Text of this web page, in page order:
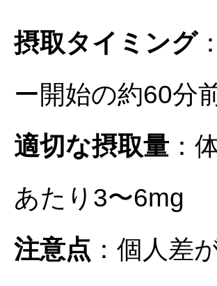
摂取タイミング
ー開始の約60分
適切な摂取量 ：
あたり3〜6mg
注意点 ：個人差